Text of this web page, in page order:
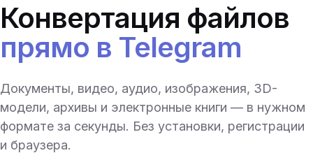
Конвертация файлов
прямо в Telegram
Документы, видео, аудио, изображения, 3D-
модели, архивы и электронные книги — в нужном
формате за секунды. Без установки, регистрации
и браузера.